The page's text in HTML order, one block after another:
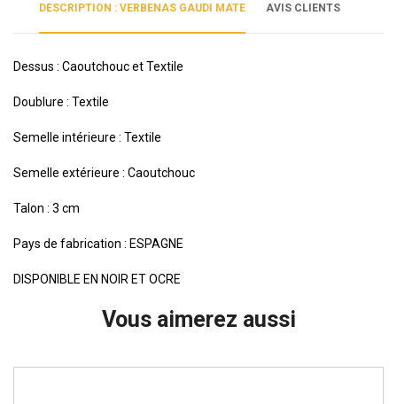
DESCRIPTION : VERBENAS GAUDI MATE AVIS CLIENTS
Dessus : Caoutchouc et Textile
Doublure : Textile
Semelle intérieure : Textile
Semelle extérieure : Caoutchouc
Talon : 3 cm
Pays de fabrication : ESPAGNE
DISPONIBLE EN NOIR ET OCRE
Vous aimerez aussi